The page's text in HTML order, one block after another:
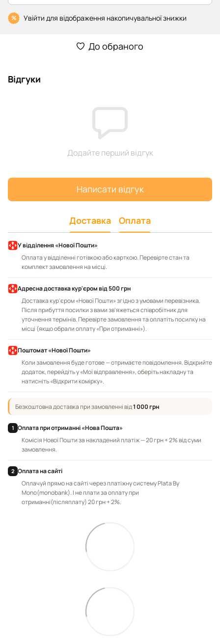
% Увійти для відображення накопичувальної знижки
До обраного
Відгуки
Додайте перший відгук
Написати відгук
Доставка Оплата
У відділення «Нової Пошти»
Оплата у відділенні готівкою або карткою. Перевірте стан та
комплект замовлення на місці.
Адресна доставка кур'єром від 500 грн
Доставка кур'єром «Нової Пошти» згідно з умовами перевізника.
Після прибуття посилки з вами зв'яжеться співробітник для
уточнення термінів. Перевірте замовлення та оплатіть посилку на
місці (якщо обрали оплату «При отриманні»).
Поштомат «Нової Пошти»
Коли замовлення буде готове — отримаєте повідомлення. Відкрийте
додаток, перейдіть у «Мої відправлення», оберіть накладну та
натисніть «Відкрити комірку».
Безкоштовна доставка при замовленні від1 000 грн
1 Оплата при отриманні «Нова Пошта»
Комісія Нової Пошти за накладений платіж — 20 грн + 2% від суми
замовлення.
2 Оплата на сайті
Оплачуй прямо на сайті через платіжну систему Plata By
Mono(monobank). І не плати за оплату при
отриманні(післяплату) 20 грн + 2%.